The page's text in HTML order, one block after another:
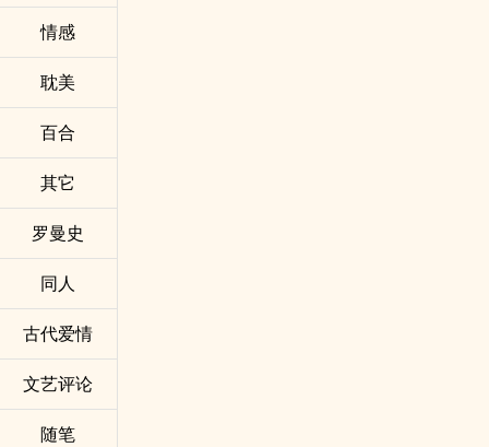
情感
耽美
百合
其它
罗曼史
同人
古代爱情
文艺评论
随笔